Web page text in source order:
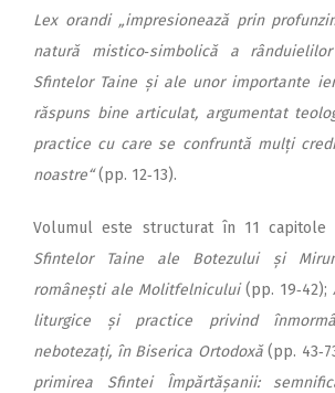
Lex orandi „impresionează prin
natură mistico‑simbolică a
Sfintelor Taine și ale unor importante
răspuns bine articulat, argumentat
practice cu care se confruntă mulți
noastre“(pp. 12‑13).
Volumul este structurat în 11 capitole
Sfintelor Taine ale Botezului și
românești ale Molitfelnicului(pp. 19‑42);
liturgice și practice privind
nebotezați, în Biserica Ortodoxă(pp.
primirea Sfintei Împărtășanii: